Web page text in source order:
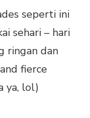
seperti ini
sehari – hari
ringan dan
fierce
ya, lol)